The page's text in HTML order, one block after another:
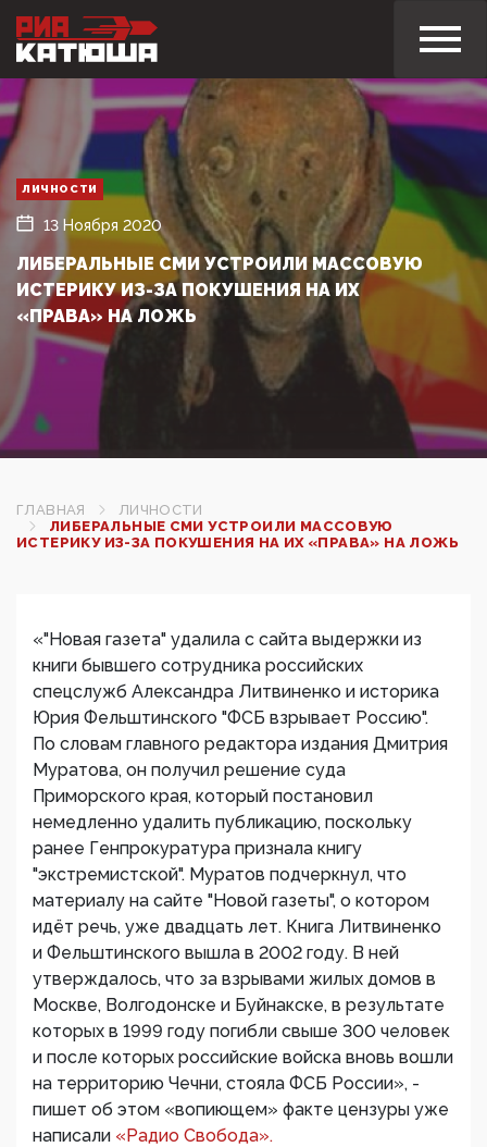
ЛИЧНОСТИ
13 Ноября 2020
ЛИБЕРАЛЬНЫЕ СМИ УСТРОИЛИ МАССОВУЮ
ИСТЕРИКУ ИЗ-ЗА ПОКУШЕНИЯ НА ИХ
«ПРАВА» НА ЛОЖЬ
ГЛАВНАЯ
ЛИЧНОСТИ
ЛИБЕРАЛЬНЫЕ СМИ УСТРОИЛИ МАССОВУЮ
ИСТЕРИКУ ИЗ-ЗА ПОКУШЕНИЯ НА ИХ «ПРАВА» НА ЛОЖЬ
«"Новая газета" удалила с сайта выдержки из
книги бывшего сотрудника российских
спецслужб Александра Литвиненко и историка
Юрия Фельштинского "ФСБ взрывает Россию".
По словам главного редактора издания Дмитрия
Муратова, он получил решение суда
Приморского края, который постановил
немедленно удалить публикацию, поскольку
ранее Генпрокуратура признала книгу
"экстремистской". Муратов подчеркнул, что
материалу на сайте "Новой газеты", о котором
идёт речь, уже двадцать лет. Книга Литвиненко
и Фельштинского вышла в 2002 году. В ней
утверждалось, что за взрывами жилых домов в
Москве, Волгодонске и Буйнакске, в результате
которых в 1999 году погибли свыше 300 человек
и после которых российские войска вновь вошли
на территорию Чечни, стояла ФСБ России», -
пишет об этом «вопиющем» факте цензуры уже
написали «Радио Свобода».